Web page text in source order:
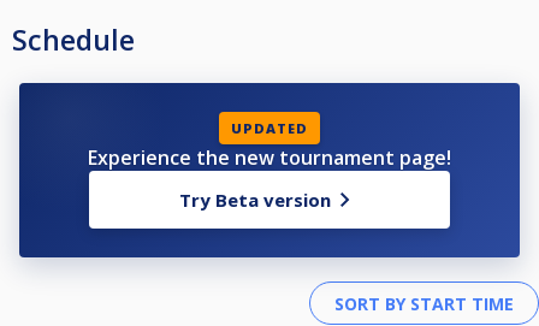
Schedule
UPDATED
Experience the new tournament page!
Try Beta version